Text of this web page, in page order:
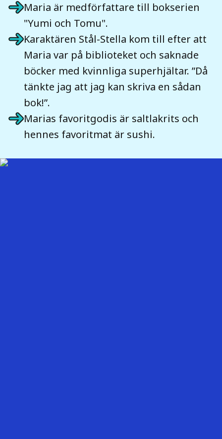
Maria är medförfattare till bokserien
"Yumi och Tomu".
Karaktären Stål-Stella kom till efter att
Maria var på biblioteket och saknade
böcker med kvinnliga superhjältar. ”Då
tänkte jag att jag kan skriva en sådan
bok!”.
Marias favoritgodis är saltlakrits och
hennes favoritmat är sushi.